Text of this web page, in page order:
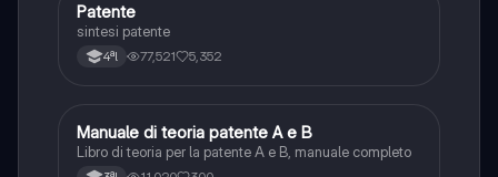
Altro
Patente
sintesi patente
4ªl 77,521 5,352
Italiano
Manuale di teoria patente A e B
Libro di teoria per la patente A e B, manuale completo